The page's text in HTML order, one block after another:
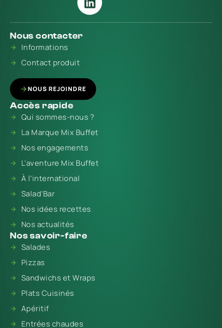
Nous contacter
Informations
Contact produit
NOUS REJOINDRE
Accès rapide
Qui sommes-nous ?
La Marque Mix Buffet
Nos engagements
L’aventure Mix Buffet
À l’international
Salad’Bar
Nos idées recettes
Nos actualités
Nos savoir-faire
Salades
Pizzas
Sandwichs et Wraps
Plats Cuisinés
Apéritif
Entrées chaudes